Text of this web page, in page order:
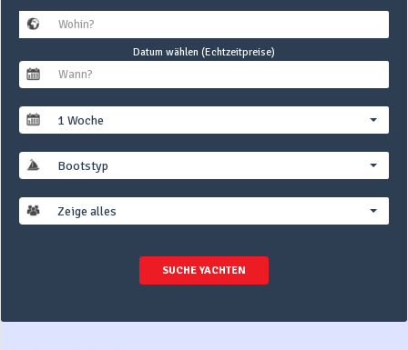
Datum wählen (Echtzeitpreise)
1 Woche
Bootstyp
Zeige alles
SUCHE YACHTEN